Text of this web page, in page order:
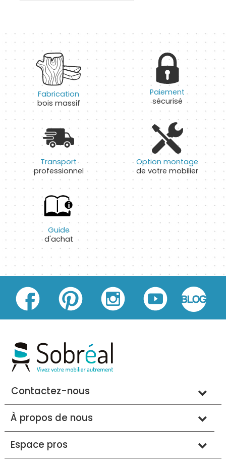
Fabrication
bois massif
Paiement
sécurisé
Transport
professionnel
Option montage
de votre mobilier
Guide
d'achat
Contactez-nous
À propos de nous
Espace pros